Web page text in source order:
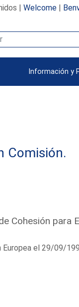
| Welcome|
Información y
Comisión.
Cohesión para
Europea el 29/09/